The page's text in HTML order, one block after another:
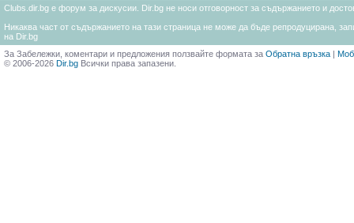
Clubs.dir.bg е форум за дискусии. Dir.bg не носи отговорност за съдържанието и
Никаква част от съдържанието на тази страница не може да бъде репродуцирана,
на Dir.bg
За Забележки, коментари и предложения ползвайте формата за Обратна връзка |
© 2006-2026 Dir.bg Всички права запазени.